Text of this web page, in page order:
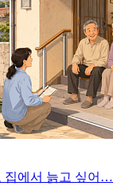
집에서 늙고 싶어